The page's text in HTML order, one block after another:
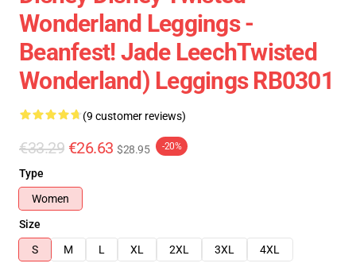
Wonderland Leggings -
Beanfest! Jade LeechTwisted
Wonderland) Leggings RB0301
(9 customer reviews)
€33.29 €26.63 $28.95 -20%
Type
Women
Size
S
M L XL 2XL 3XL 4XL